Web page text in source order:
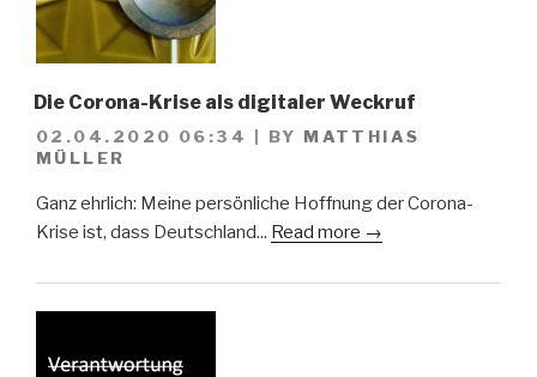
Die Corona-Krise als digitaler Weckruf
02.04.2020 06:34 BY MATTHIAS
MÜLLER
Ganz ehrlich: Meine persönliche Hoffnung der Corona-
Krise ist, dass Deutschland... Read more →